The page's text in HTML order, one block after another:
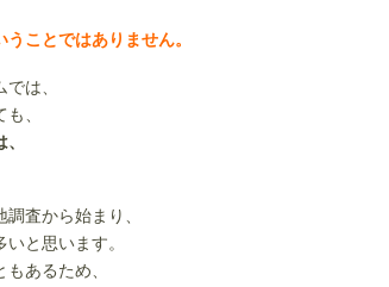
ことではありません。
は、
、
査から始まり、
と思います。
あるため、